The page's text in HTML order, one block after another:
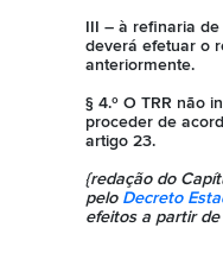
III – à refinaria
deverá efetuar o
anteriormente.
§ 4.º O TRR não
proceder de
artigo 23.
{redação do
pelo Decreto
efeitos a partir